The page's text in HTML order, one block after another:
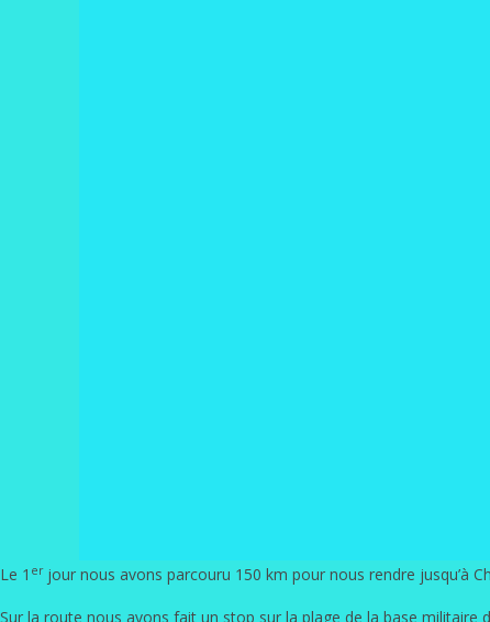
Le 1 erjour nous avons parcouru 150 km pour nous rendre jusqu’à
Sur la route nous avons fait un stop sur la plage de la base militaire